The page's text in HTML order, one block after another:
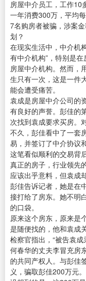
房屋中介员工，工作10
一年消费300万，平均
7名购房者被骗，涉案
划？
在现实生活中，中介机
有中介机构”，特别是
房屋中介机构。然而，
生只有一次，这是一件
能会遭受痛苦。
袁成是房屋中介公司的
有良好的声誉。彭佳的
次找到袁成要求买房。
不久，彭佳看中了一套
易，并签订了中介协议
这笔看似顺利的交易背
真正的房子，行业领先
应该出乎意料，但袁成
彭佳告诉记者，她是在
接打给了房东。她不明
的口袋。
原来这个房东，原来是
是随便找的，他和袁成
检察官指出，“被告袁
何春华的丈夫李冒充房
的共同产权人。与彭佳
义，骗取彭佳200万元